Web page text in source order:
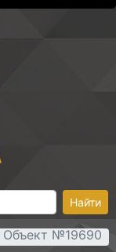
Найти
Объект №19690